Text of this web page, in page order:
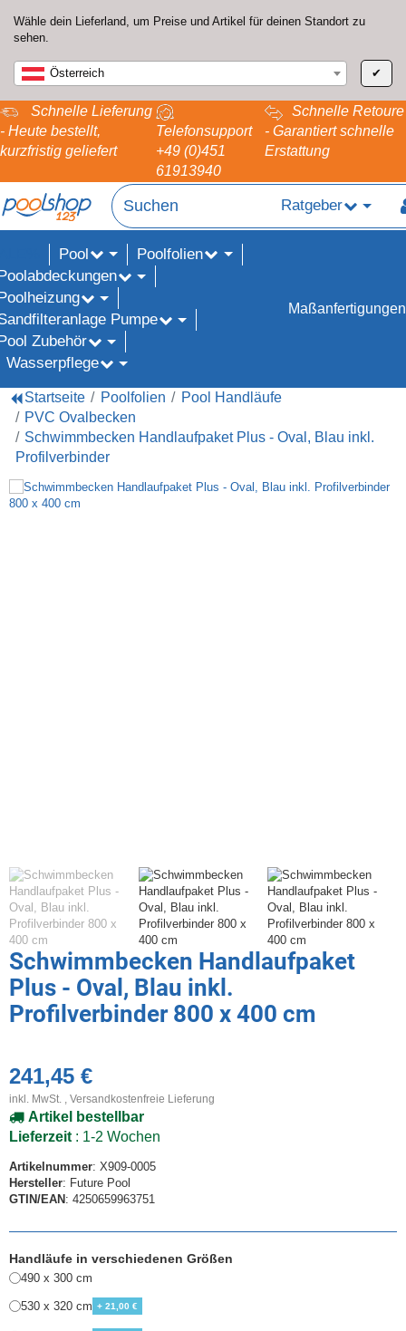
Wähle dein Lieferland, um Preise und Artikel für deinen Standort zu
sehen.
Österreich ✔
Schnelle Lieferung
- Heute bestellt,
kurzfristig geliefert
Telefonsupport
+49 (0)451
61913940
Schnelle Retoure
- Garantiert schnelle
Erstattung
Ratgeber
Pool
Poolfolien
Pumpe
Zubehör
Wasserpflege
Maßanfertigungen
Startseite Poolfolien
Pool Handläufe
PVC Ovalbecken
Schwimmbecken Handlaufpaket Plus - Oval, Blau inkl.
Profilverbinder
Schwimmbecken Handlaufpaket
Plus - Oval, Blau inkl.
Profilverbinder 800 x 400 cm
241,45 €
inkl. MwSt. , Versandkostenfreie Lieferung
Artikel bestellbar
Lieferzeit : 1-2 Wochen
Artikelnummer: X909-0005
Hersteller: Future Pool
GTIN/EAN : 4250659963751
Handläufe in verschiedenen Größen
490 x 300 cm
530 x 320 cm + 21,00 €